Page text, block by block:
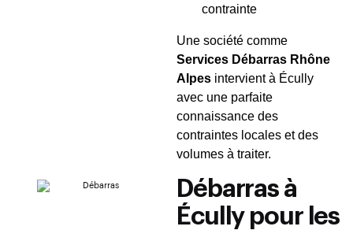
contrainte
Une société comme
Services Débarras Rhône
Alpes intervient à Écully
avec une parfaite
connaissance des
contraintes locales et des
volumes à traiter.
Débarras à
Écully pour les